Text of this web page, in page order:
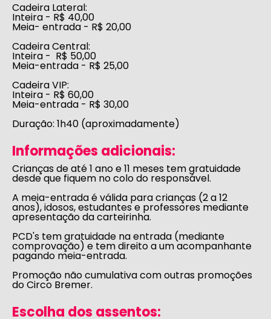
Cadeira Lateral:
Inteira - R$ 40,00
Meia- entrada - R$ 20,00
Cadeira Central:
Inteira - R$ 50,00
Meia-entrada - R$ 25,00
Cadeira VIP:
Inteira - R$ 60,00
Meia-entrada - R$ 30,00
Duração: 1h40 (aproximadamente)
Informações adicionais:
Crianças de até 1 ano e 11 meses tem gratuidade
desde que fiquem no colo do responsável.
A meia-entradaé válida para crianças (2 a 12
anos), idosos, estudantes e professores mediante
apresentação da carteirinha.
PCD's tem gratuidade na entrada (mediante
comprovação) e tem direito a um acompanhante
pagando meia-entrada.
Promoção não cumulativa com outras promoções
do Circo Bremer.
Escolha dos assentos: